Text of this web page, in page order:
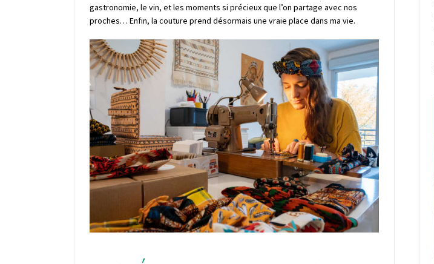
gastronomie, le vin, et les moments si précieux que l’on partage avec nos
proches… Enfin, la couture prend désormais une vraie place dans ma vie.